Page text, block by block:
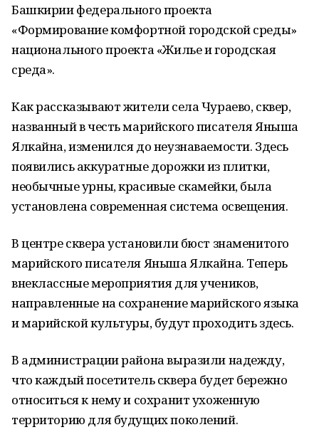
Башкирии федерального проекта
«Формирование комфортной городской среды»
национального проекта «Жилье и городская
среда».
Как рассказывают жители села Чураево, сквер,
названный в честь марийского писателя Яныша
Ялкайна, изменился до неузнаваемости. Здесь
появились аккуратные дорожки из плитки,
необычные урны, красивые скамейки, была
установлена современная система освещения.
В центре сквера установили бюст знаменитого
марийского писателя Яныша Ялкайна. Теперь
внеклассные мероприятия для учеников,
направленные на сохранение марийского языка
и марийской культуры, будут проходить здесь.
В администрации района выразили надежду,
что каждый посетитель сквера будет бережно
относиться к нему и сохранит ухоженную
территорию для будущих поколений.